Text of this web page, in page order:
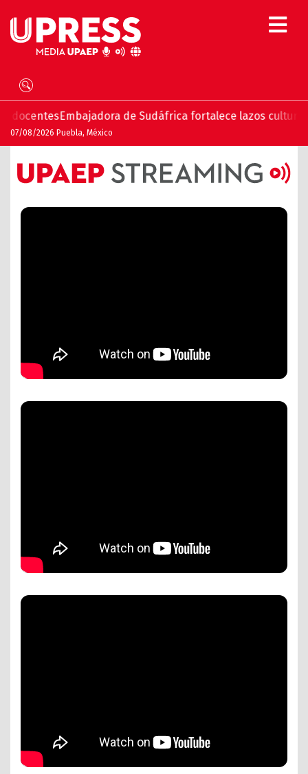
Embajadora de Sudáfrica fortalece lazos culturales y
07/08/2026 Puebla, México